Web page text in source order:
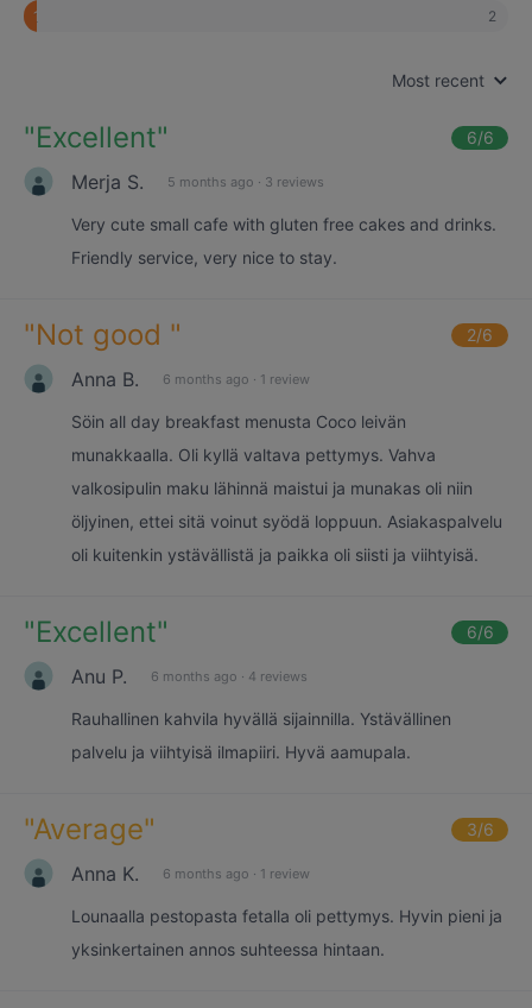
1 2
Most recent
"Excellent" 6/6
Merja S. 5 months ago · 3 reviews
Very cute small cafe with gluten free cakes and drinks.
Friendly service, very nice to stay.
"Not good " 2/6
Anna B. 6 months ago · 1 review
Söin all day breakfast menusta Coco leivän
munakkaalla. Oli kyllä valtava pettymys. Vahva
valkosipulin maku lähinnä maistui ja munakas oli niin
öljyinen, ettei sitä voinut syödä loppuun. Asiakaspalvelu
oli kuitenkin ystävällistä ja paikka oli siisti ja viihtyisä.
"Excellent" 6/6
Anu P. 6 months ago · 4 reviews
Rauhallinen kahvila hyvällä sijainnilla. Ystävällinen
palvelu ja viihtyisä ilmapiiri. Hyvä aamupala.
"Average" 3/6
Anna K. 6 months ago · 1 review
Lounaalla pestopasta fetalla oli pettymys. Hyvin pieni ja
yksinkertainen annos suhteessa hintaan.